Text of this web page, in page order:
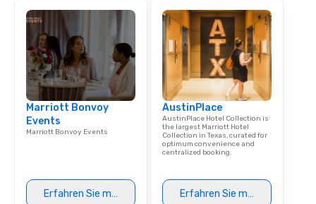
Marriott Bonvoy
Events
Marriott Bonvoy Events
Erfahren Sie mehr
AustinPlace
AustinPlace Hotel Collection is
the largest Marriott Hotel
Collection in Texas, curated for
optimum convenience and
centralized booking.
Erfahren Sie mehr